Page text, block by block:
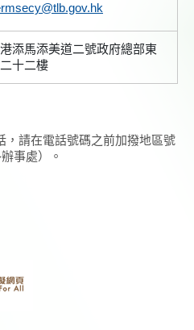
添馬添美道二號政府總部東
十二樓
，請在電話號碼之前加撥地區號
事處）。